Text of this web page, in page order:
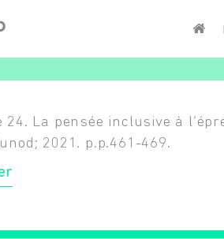
24. La pensée inclusive à
2021. p.p.461-469.